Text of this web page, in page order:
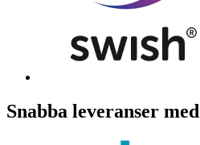
Snabba leveranser med